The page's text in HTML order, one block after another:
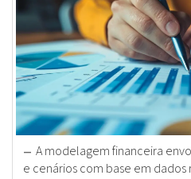
A modelagem financeira
e cenários com base em dados